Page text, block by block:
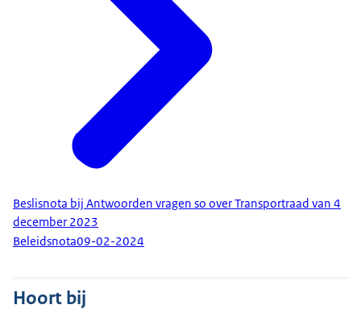
Beslisnota bij Antwoorden vragen so over Transportraad van 4
december 2023
Beleidsnota09-02-2024
Hoort bij